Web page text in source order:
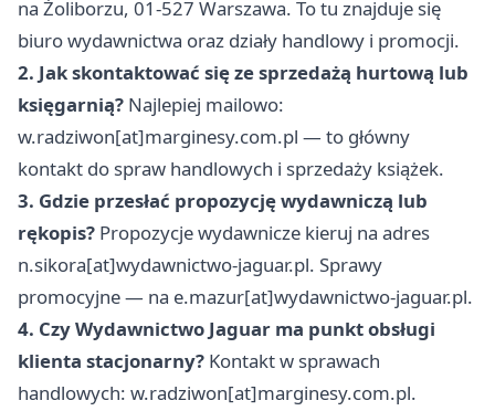
na Żoliborzu, 01-527 Warszawa. To tu znajduje się
biuro wydawnictwa oraz działy handlowy i promocji.
2. Jak skontaktować się ze sprzedażą hurtową lub
księgarnią? Najlepiej mailowo:
w.radziwon[at]marginesy.com.pl — to główny
kontakt do spraw handlowych i sprzedaży książek.
3. Gdzie przesłać propozycję wydawniczą lub
rękopis? Propozycje wydawnicze kieruj na adres
n.sikora[at]wydawnictwo-jaguar.pl. Sprawy
promocyjne — na e.mazur[at]wydawnictwo-jaguar.pl.
4. Czy Wydawnictwo Jaguar ma punkt obsługi
klienta stacjonarny? Kontakt w sprawach
handlowych: w.radziwon[at]marginesy.com.pl.